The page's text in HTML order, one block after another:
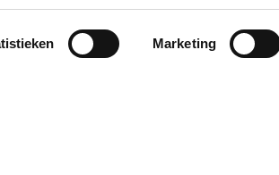
Marketing